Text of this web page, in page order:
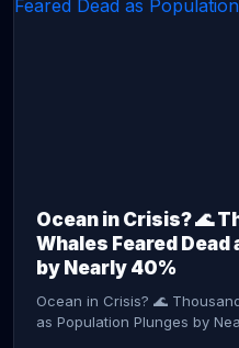
Ocean in Crisis? 🌊
Whales Feared
by Nearly 40%
Ocean in Crisis? 🌊
as Population Plunges by